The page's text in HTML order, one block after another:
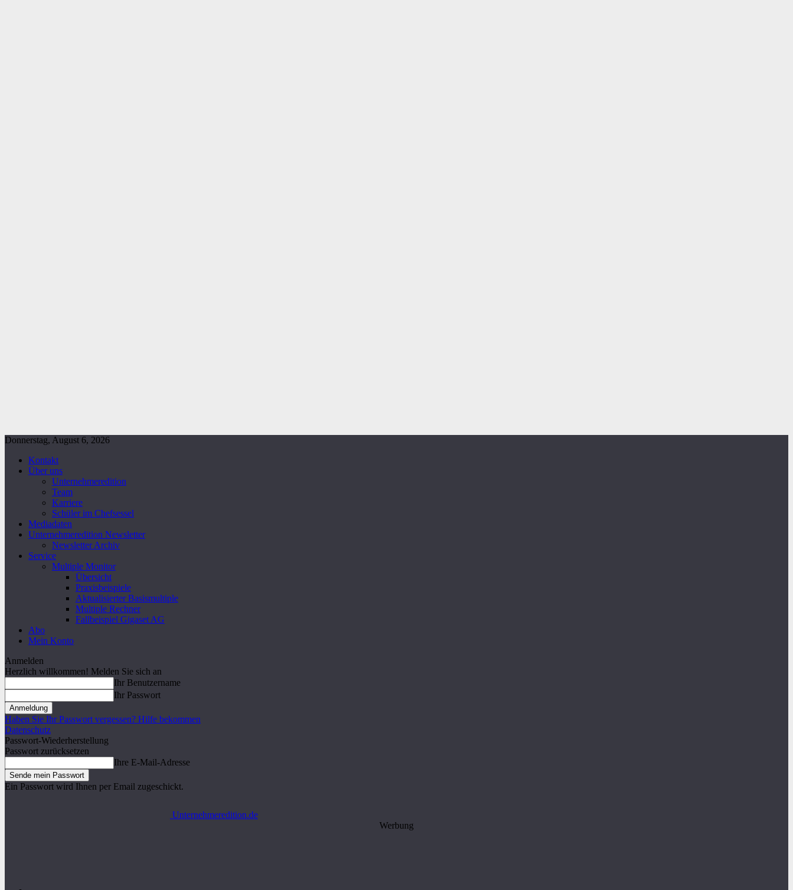
Donnerstag, August 6, 2026
Kontakt
Über uns
Unternehmeredition
Team
Karriere
Schüler im Chefsessel
Mediadaten
Unternehmeredition Newsletter
Newsletter Archiv
Service
Multiple Monitor
Übersicht
Praxisbeispiele
Aktualisierter Basismultiple
Multiple Rechner
Fallbeispiel Gigaset AG
Abo
Mein Konto
Anmelden
Herzlich willkommen! Melden Sie sich an
Ihr Benutzername
Ihr Passwort
Haben Sie Ihr Passwort vergessen? Hilfe bekommen
Datenschutz
Passwort-Wiederherstellung
Passwort zurücksetzen
Ihre E-Mail-Adresse
Ein Passwort wird Ihnen per Email zugeschickt.
Unternehmeredition.de
Werbung